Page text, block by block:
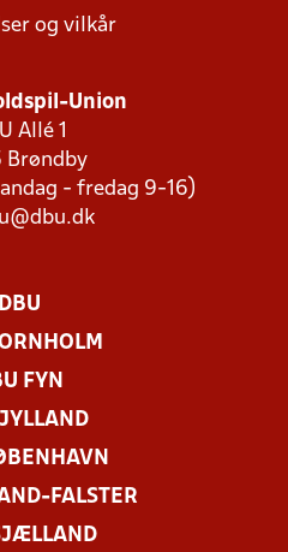
og vilkår
Union
Allé 1
Brøndby
- fredag 9-16)
DBU
FYN
FALSTER